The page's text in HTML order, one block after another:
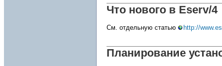
Что нового в Eserv/4
См. отдельную статью http://
Планирование